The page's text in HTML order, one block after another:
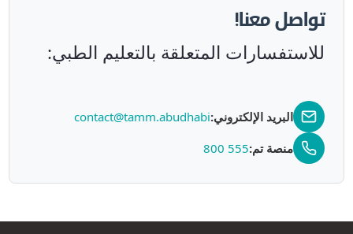
تواصل معنا!
للاستفسارات المتعلقة بالتعليم الطبي:
البريد الإلكتروني:contact@tamm.abudhabi
منصة تم:800 555